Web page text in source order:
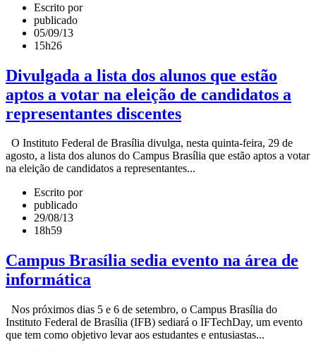
Escrito por
publicado
05/09/13
15h26
Divulgada a lista dos alunos que estão
aptos a votar na eleição de candidatos a
representantes discentes
O Instituto Federal de Brasília divulga, nesta quinta-feira, 29 de
agosto, a lista dos alunos do Campus Brasília que estão aptos a votar
na eleição de candidatos a representantes...
Escrito por
publicado
29/08/13
18h59
Campus Brasília sedia evento na área de
informática
Nos próximos dias 5 e 6 de setembro, o Campus Brasília do
Instituto Federal de Brasília (IFB) sediará o IFTechDay, um evento
que tem como objetivo levar aos estudantes e entusiastas...